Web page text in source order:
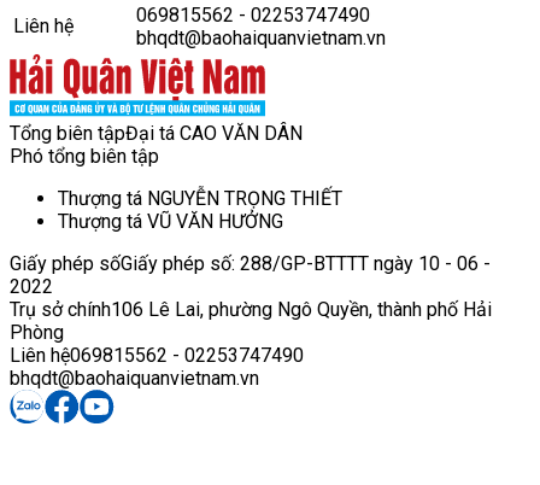
Liên hệ
069815562 - 02253747490
bhqdt@baohaiquanvietnam.vn
Tổng biên tậpĐại tá CAO VĂN DÂN
Phó tổng biên tập
Thượng tá NGUYỄN TRỌNG THIẾT
Thượng tá VŨ VĂN HƯỞNG
Giấy phép sốGiấy phép số: 288/GP-BTTTT ngày 10 - 06 -
2022
Trụ sở chính106 Lê Lai, phường Ngô Quyền, thành phố Hải
Phòng
Liên hệ069815562 - 02253747490
bhqdt@baohaiquanvietnam.vn